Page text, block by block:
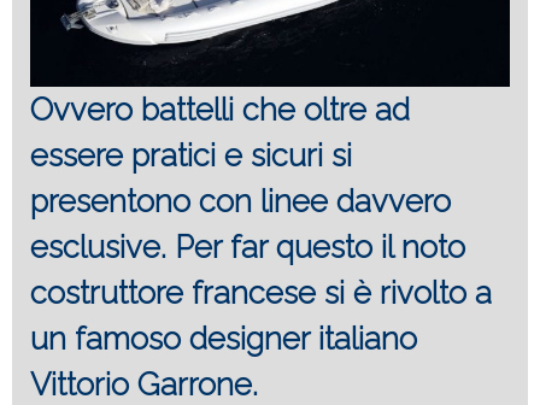
Ovvero battelli che oltre ad
essere pratici e sicuri si
presentono con linee davvero
esclusive. Per far questo il noto
costruttore francese si è rivolto a
un famoso designer italiano
Vittorio Garrone.